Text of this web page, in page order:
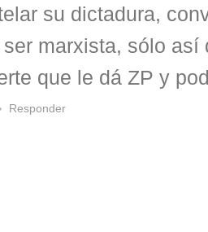
su dictadura,
marxista, sólo así
que le dá ZP y
Responder